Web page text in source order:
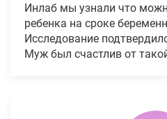
Инлаб мы узнали что
ребенка на сроке
Исследование
Муж был счастлив от